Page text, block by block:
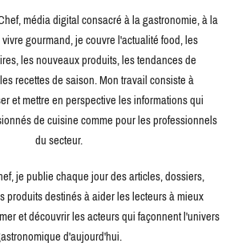
média digital consacré à la gastronomie, à la
gourmand, je couvre l'actualité food, les
les nouveaux produits, les tendances de
recettes de saison. Mon travail consiste à
et mettre en perspective les informations qui
de cuisine comme pour les professionnels
du secteur.
je publie chaque jour des articles, dossiers,
produits destinés à aider les lecteurs à mieux
et découvrir les acteurs qui façonnent l'univers
d'aujourd'hui.